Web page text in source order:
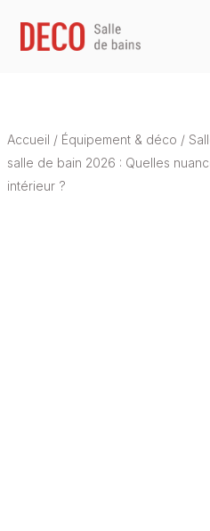
Accueil / Équipement & déco /
salle de bain 2026 : Quelles
intérieur ?